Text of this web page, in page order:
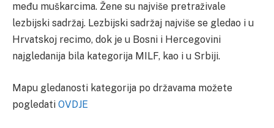
među muškarcima. Žene su najviše pretraživale
lezbijski sadržaj. Lezbijski sadržaj najviše se gledao i u
Hrvatskoj recimo, dok je u Bosni i Hercegovini
najgledanija bila kategorija MILF, kao i u Srbiji.
Mapu gledanosti kategorija po državama možete
pogledati OVDJE